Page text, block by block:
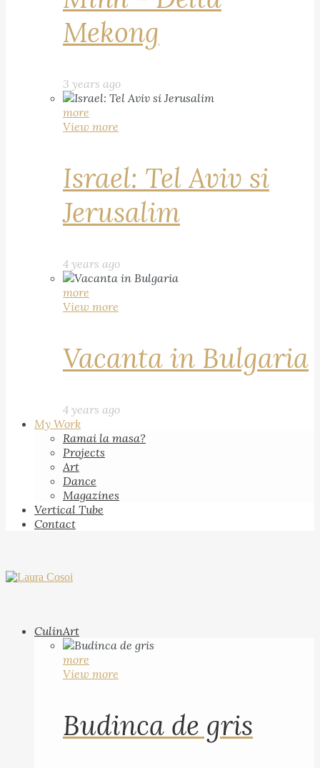
Mekong
3 years ago
more
View more
Israel: Tel Aviv si
Jerusalim
4 years ago
more
View more
Vacanta in Bulgaria
4 years ago
My Work
Ramai la masa?
Projects
Art
Dance
Magazines
Vertical Tube
Contact
CulinArt
more
View more
Budinca de gris